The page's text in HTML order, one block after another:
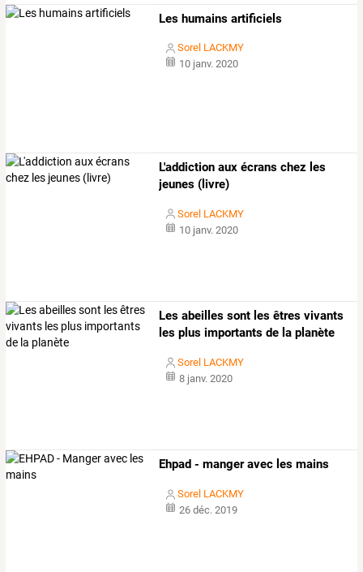
Les humains artificiels
Sorel LACKMY
10 janv. 2020
L'addiction aux écrans chez les
jeunes (livre)
Sorel LACKMY
10 janv. 2020
Les abeilles sont les êtres vivants
les plus importants de la planète
Sorel LACKMY
8 janv. 2020
Ehpad - manger avec les mains
Sorel LACKMY
26 déc. 2019